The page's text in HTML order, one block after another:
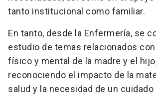
tanto institucional como familiar.
En tanto, desde la Enfermería, se
estudio de temas relacionados
físico y mental de la madre y el
reconociendo el impacto de la
salud y la necesidad de un cuidado